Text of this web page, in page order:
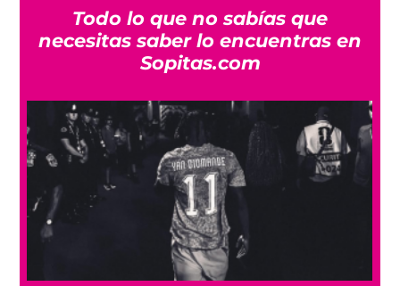
Todo lo que no sabías que
necesitas saber lo encuentras en
Sopitas.com